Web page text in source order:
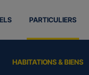
PARTICULIERS
HABITATIONS & BIENS